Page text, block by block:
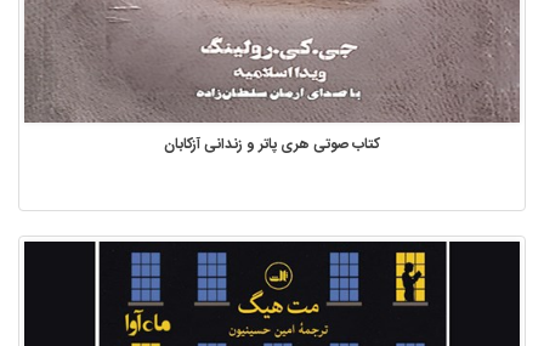
کتاب صوتی هری پاتر و زندانی آزکابان